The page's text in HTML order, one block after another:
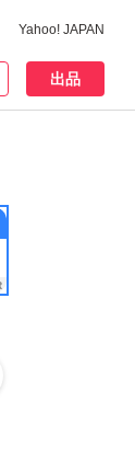
Yahoo! JAPAN
出品